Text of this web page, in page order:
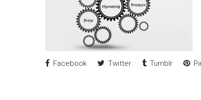
Facebook Twitter Tumblr